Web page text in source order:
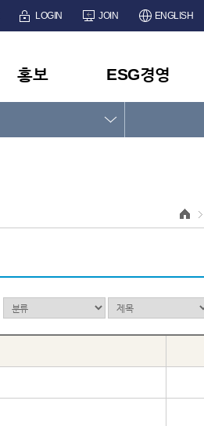
LOGIN JOIN ENGLISH
홍보 ESG경영